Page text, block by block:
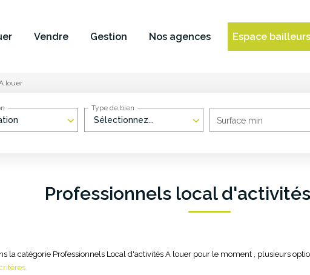
Vendre Gestion Nos agences Espace bailleurs
louer
Sélectionnez...
Type de bien
Surface min
Professionnels local
la catégorie Professionnels Local d'activités A louer pour le moment , plusieurs